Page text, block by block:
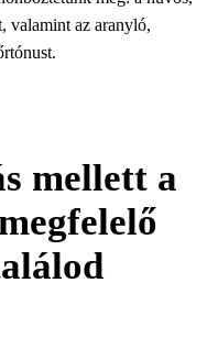
valamint az aranyló,
mellett a